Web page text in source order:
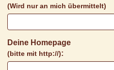
(Wird nur an mich übermittelt)
Deine Homepage
(bitte mit http://):